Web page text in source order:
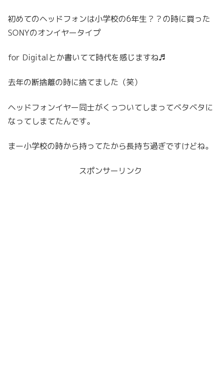
初めてのヘッドフォンは小学校の6年生？？の時に買った
SONYのオンイヤータイプ
for Digitalとか書いてて時代を感じますね♬
去年の断捨離の時に捨てました（笑）
ヘッドフォンイヤー同士がくっついてしまってベタベタに
なってしまてたんです。
まー小学校の時から持ってたから長持ち過ぎですけどね。
スポンサーリンク